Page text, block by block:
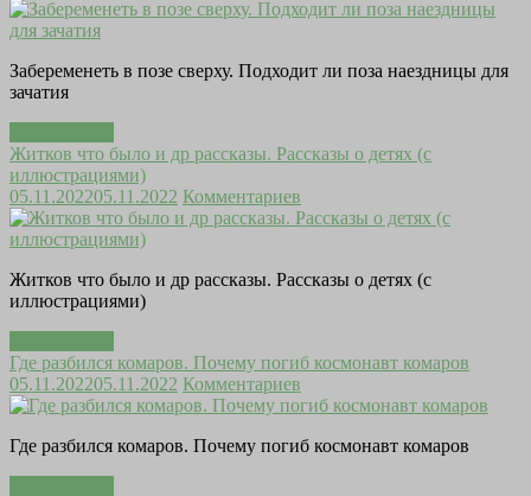
Забеременеть в позе сверху. Подходит ли поза наездницы для
зачатия
Житков что было и др рассказы. Рассказы о детях (с
иллюстрациями)
05.11.202205.11.2022 Комментариев
Житков что было и др рассказы. Рассказы о детях (с
иллюстрациями)
Где разбился комаров. Почему погиб космонавт комаров
05.11.202205.11.2022 Комментариев
Где разбился комаров. Почему погиб космонавт комаров